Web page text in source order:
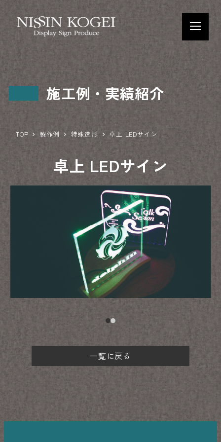
施工例・実績紹介
TOP 製作例 特殊造形 卓上 LEDサイン
卓上 LEDサイン
一覧に戻る